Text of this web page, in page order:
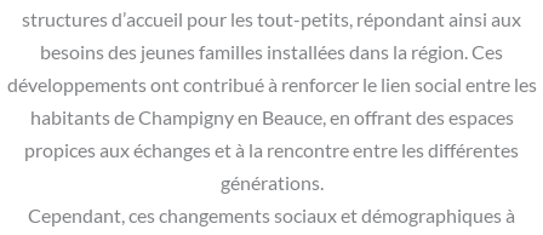
structures d’accueil pour les tout-petits, répondant ainsi aux
besoins des jeunes familles installées dans la région. Ces
développements ont contribué à renforcer le lien social entre les
habitants de Champigny en Beauce, en offrant des espaces
propices aux échanges et à la rencontre entre les différentes
générations.
Cependant, ces changements sociaux et démographiques à